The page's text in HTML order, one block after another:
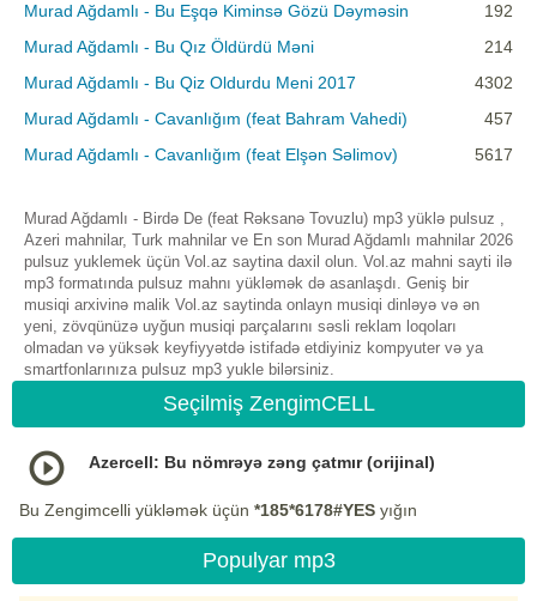
Murad Ağdamlı - Bu Eşqə Kiminsə Gözü Dəyməsin
192
Murad Ağdamlı - Bu Qız Öldürdü Məni
214
Murad Ağdamlı - Bu Qiz Oldurdu Meni 2017
4302
Murad Ağdamlı - Cavanlığım (feat Bahram Vahedi)
457
Murad Ağdamlı - Cavanlığım (feat Elşən Səlimov)
5617
Murad Ağdamlı - Birdə De (feat Rəksanə Tovuzlu) mp3 yüklə pulsuz ,
Azeri mahnilar, Turk mahnilar ve En son Murad Ağdamlı mahnilar 2026
pulsuz yuklemek üçün Vol.az saytina daxil olun. Vol.az mahni sayti ilə
mp3 formatında pulsuz mahnı yükləmək də asanlaşdı. Geniş bir
musiqi arxivinə malik Vol.az saytinda onlayn musiqi dinləyə və ən
yeni, zövqünüzə uyğun musiqi parçalarını səsli reklam loqoları
olmadan və yüksək keyfiyyətdə istifadə etdiyiniz kompyuter və ya
smartfonlarınıza pulsuz mp3 yukle bilərsiniz.
Seçilmiş ZengimCELL
Azercell: Bu nömrəyə zəng çatmır (orijinal)
Bu Zengimcelli yükləmək üçün *185*6178#YES yığın
Populyar mp3